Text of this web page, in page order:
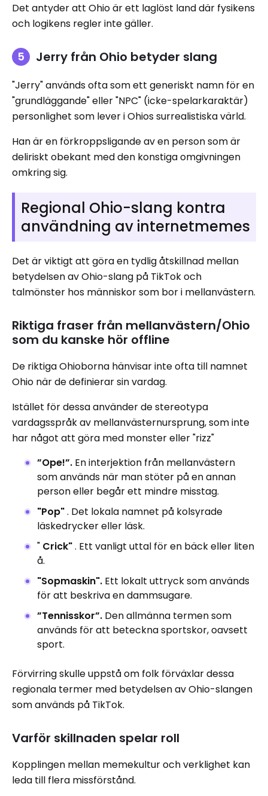
Det antyder att Ohio är ett laglöst land där fysikens
och logikens regler inte gäller.
Jerry från Ohio betyder slang
"Jerry" används ofta som ett generiskt namn för en
"grundläggande" eller "NPC" (icke-spelarkaraktär)
personlighet som lever i Ohios surrealistiska värld.
Han är en förkroppsligande av en person som är
deliriskt obekant med den konstiga omgivningen
omkring sig.
Regional Ohio-slang kontra
användning av internetmemes
Det är viktigt att göra en tydlig åtskillnad mellan
betydelsen av Ohio-slang på TikTok och
talmönster hos människor som bor i mellanvästern.
Riktiga fraser från mellanvästern/Ohio
som du kanske hör offline
De riktiga Ohioborna hänvisar inte ofta till namnet
Ohio när de definierar sin vardag.
Istället för dessa använder de stereotypa
vardagsspråk av mellanvästernursprung, som inte
har något att göra med monster eller "rizz"
”Ope!”. En interjektion från mellanvästern
som används när man stöter på en annan
person eller begår ett mindre misstag.
"Pop". Det lokala namnet på kolsyrade
läskedrycker eller läsk.
" Crick". Ett vanligt uttal för en bäck eller liten
å.
"Sopmaskin". Ett lokalt uttryck som används
för att beskriva en dammsugare.
”Tennisskor”. Den allmänna termen som
används för att beteckna sportskor, oavsett
sport.
Förvirring skulle uppstå om folk förväxlar dessa
regionala termer med betydelsen av Ohio-slangen
som används på TikTok.
Varför skillnaden spelar roll
Kopplingen mellan memekultur och verklighet kan
leda till flera missförstånd.